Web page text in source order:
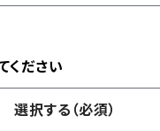
ください
選択する（必須）